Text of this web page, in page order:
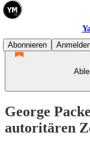
Abonnieren
George
autoritären